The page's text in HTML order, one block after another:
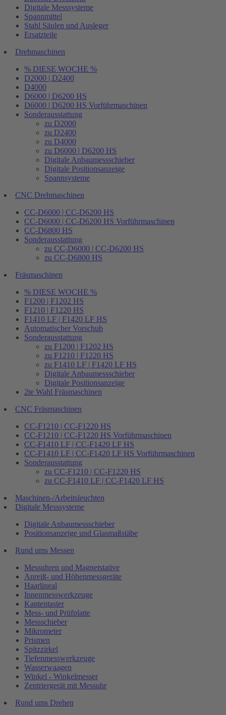
Digitale Messsysteme
Spannmittel
Stahl Säulen und Ausleger
Ersatzteile
Drehmaschinen
% DIESE WOCHE %
D2000 | D2400
D4000
D6000 | D6200 HS
D6000 | D6200 HS Vorführmaschinen
Sonderausstattung
zu D2000
zu D2400
zu D4000
zu D6000 | D6200 HS
Digitale Anbaumessschieber
Digitale Positionsanzeige
Spannsysteme
CNC Drehmaschinen
CC-D6000 | CC-D6200 HS
CC-D6000 | CC-D6200 HS Vorführmaschinen
CC-D6800 HS
Sonderausstattung
zu CC-D6000 | CC-D6200 HS
zu CC-D6800 HS
Fräsmaschinen
% DIESE WOCHE %
F1200 | F1202 HS
F1210 | F1220 HS
F1410 LF | F1420 LF HS
Automatischer Vorschub
Sonderausstattung
zu F1200 | F1202 HS
zu F1210 | F1220 HS
zu F1410 LF | F1420 LF HS
Digitale Anbaumessschieber
Digitale Positionsanzeige
2te Wahl Fräsmaschinen
CNC Fräsmaschinen
CC-F1210 | CC-F1220 HS
CC-F1210 | CC-F1220 HS Vorführmaschinen
CC-F1410 LF | CC-F1420 LF HS
CC-F1410 LF | CC-F1420 LF HS Vorführmaschinen
Sonderausstattung
zu CC-F1210 | CC-F1220 HS
zu CC-F1410 LF | CC-F1420 LF HS
Maschinen-/Arbeitsleuchten
Digitale Messsysteme
Digitale Anbaumessschieber
Positionsanzeige und Glasmaßstäbe
Rund ums Messen
Messuhren und Magnetstative
Anreiß- und Höhenmessgeräte
Haarlineal
Innenmesswerkzeuge
Kantentaster
Mess- und Prüfplatte
Messschieber
Mikrometer
Prismen
Spitzzirkel
Tiefenmesswerkzeuge
Wasserwaagen
Winkel - Winkelmesser
Zentriergerät mit Messuhr
Rund ums Drehen